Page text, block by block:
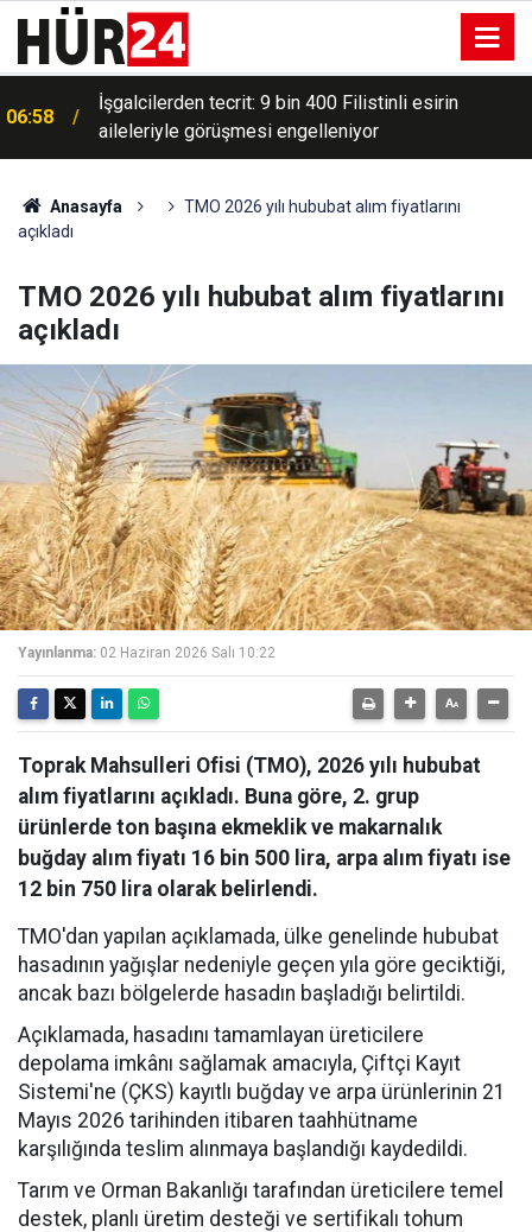
06:58
İşgalcilerden tecrit: 9 bin 400 Filistinli esirin
aileleriyle görüşmesi engelleniyor
Anasayfa
TMO 2026 yılı hububat alım fiyatlarını
açıkladı
TMO 2026 yılı hububat alım fiyatlarını
açıkladı
Yayınlanma: 02 Haziran 2026 Salı 10:22
Toprak Mahsulleri Ofisi (TMO), 2026 yılı hububat
alım fiyatlarını açıkladı. Buna göre, 2. grup
ürünlerde ton başına ekmeklik ve makarnalık
buğday alım fiyatı 16 bin 500 lira, arpa alım fiyatı ise
12 bin 750 lira olarak belirlendi.
TMO'dan yapılan açıklamada, ülke genelinde hububat
hasadının yağışlar nedeniyle geçen yıla göre geciktiği,
ancak bazı bölgelerde hasadın başladığı belirtildi.
Açıklamada, hasadını tamamlayan üreticilere
depolama imkânı sağlamak amacıyla, Çiftçi Kayıt
Sistemi'ne (ÇKS) kayıtlı buğday ve arpa ürünlerinin 21
Mayıs 2026 tarihinden itibaren taahhütname
karşılığında teslim alınmaya başlandığı kaydedildi.
Tarım ve Orman Bakanlığı tarafından üreticilere temel
destek, planlı üretim desteği ve sertifikalı tohum